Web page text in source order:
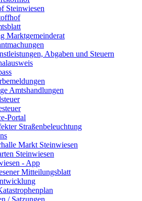
Steinwiesen
Marktgemeinderat
Abgaben und Steuern
Amtshandlungen
Portal
Straßenbeleuchtung
Markt Steinwiesen
Steinwiesen
- App
Mitteilungsblatt
/ Satzungen